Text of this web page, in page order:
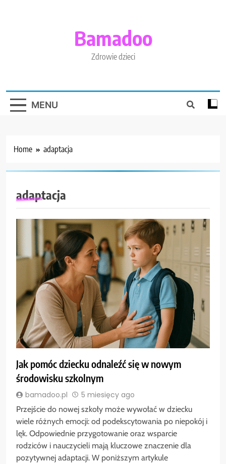
Bamadoo
Zdrowie dzieci
MENU
Home adaptacja
adaptacja
Jak pomóc dziecku odnaleźć się w nowym
środowisku szkolnym
bamadoo.pl 5 miesięcy ago
Przejście do nowej szkoły może wywołać w dziecku
wiele różnych emocji: od podekscytowania po niepokój i
lęk. Odpowiednie przygotowanie oraz wsparcie
rodziców i nauczycieli mają kluczowe znaczenie dla
pozytywnej adaptacji. W poniższym artykule